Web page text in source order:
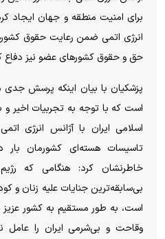
برای امنیت منطقه و جهان ایجاد
انرژی اتمی ضمن رعایت حقوق کشور‌ها
حق و حقوق کشور‌های عضو نیز دفاع
پزشکیان با بیان اینکه پرسش جدی
است که با توجه به تجربیات اخیر
اسلامی ایران با آژانس انرژی
تاسیسات هسته‌ای کشورمان بار
خاطرنشان کرد: هنگامی که
بی‌سابقه‌ترین جنایات علیه زنان و
است، به طور مستقیم به کشور
وقاحت و بی‌شرمی ایران را عامل